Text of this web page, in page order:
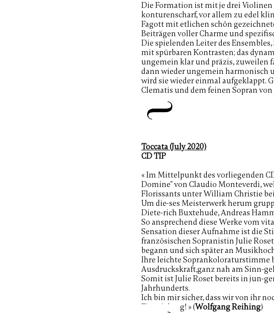
Die Formation ist mit je drei Violinen
konturenscharf, vor allem zu edel
Fagott mit etlichen schön
Beiträgen voller Charme und
Die spielenden Leiter des
mit spürbaren Kontrasten; das
ungemein klar und präzis, zuweilen
dann wieder ungemein harmonisch
wird sie wieder einmal aufgeklappt.
Clematis und dem feinen Sopran von
Toccata (July 2020)
CD TIP
« Im Mittelpunkt des vorliegenden
Domine" von Claudio Monteverdi,
Florissants unter William Christie
Um die-ses Meisterwerk herum
Diete-rich Buxtehude, Andreas
So ansprechend diese Werke vom
Sensation dieser Aufnahme ist die
französischen Sopranistin Julie
begann und sich später an
Ihre leichte Soprankoloraturstimme
Ausdruckskraft,ganz nah am Sinn-
Somit ist Julie Roset bereits in jun-
Jahrhunderts.
Ich bin mir sicher, dass wir von ihr
Einspielung! » (Wolfgang Reihing)